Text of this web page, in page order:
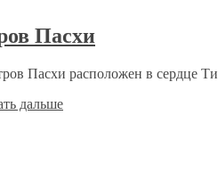
Пасхи
Пасхи расположен в сердце
дальше